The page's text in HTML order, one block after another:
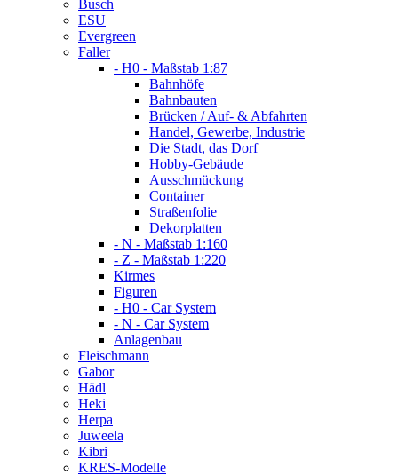
Busch
ESU
Evergreen
Faller
- H0 - Maßstab 1:87
Bahnhöfe
Bahnbauten
Brücken / Auf- & Abfahrten
Handel, Gewerbe, Industrie
Die Stadt, das Dorf
Hobby-Gebäude
Ausschmückung
Container
Straßenfolie
Dekorplatten
- N - Maßstab 1:160
- Z - Maßstab 1:220
Kirmes
Figuren
- H0 - Car System
- N - Car System
Anlagenbau
Fleischmann
Gabor
Hädl
Heki
Herpa
Juweela
Kibri
KRES-Modelle